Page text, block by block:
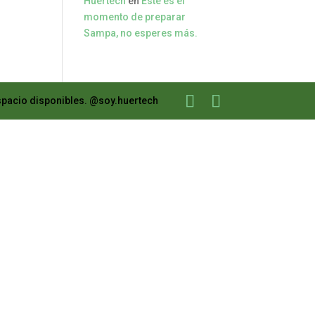
momento de preparar
Sampa, no esperes más.
disponibles. @soy.huertech